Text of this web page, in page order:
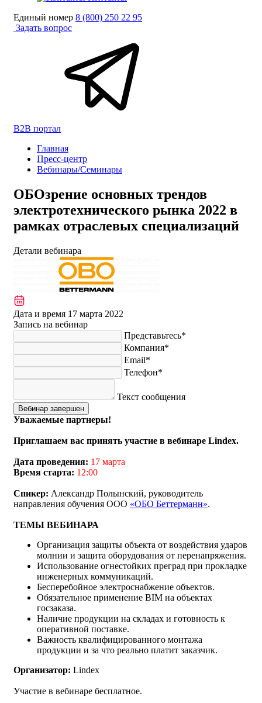
Единый номер 8 (800) 250 22 95
Задать вопрос
B2B портал
Главная
Пресс-центр
Вебинары/Семинары
ОБОзрение основных трендов
электротехнического рынка 2022 в
рамках отраслевых специализаций
Детали вебинара
Дата и время 17 марта 2022
Запись на вебинар
Представьтесь*
Компания*
Email*
Телефон*
Текст сообщения
Вебинар завершен
Уважаемые партнеры!
Приглашаем вас принять участие в вебинаре Lindex.
Дата проведения: 17 марта
Время старта: 12:00
Спикер: Александр Полынский, руководитель
направления обучения ООО «ОБО Беттерманн».
ТЕМЫ ВЕБИНАРА
Организация защиты объекта от воздействия ударов
молнии и защита оборудования от перенапряжения.
Использование огнестойких преград при прокладке
инженерных коммуникаций.
Бесперебойное электроснабжение объектов.
Обязательное применение BIM на объектах
госзаказа.
Наличие продукции на складах и готовность к
оперативной поставке.
Важность квалифицированного монтажа
продукции и за что реально платит заказчик.
Организатор: Lindex
Участие в вебинаре бесплатное.